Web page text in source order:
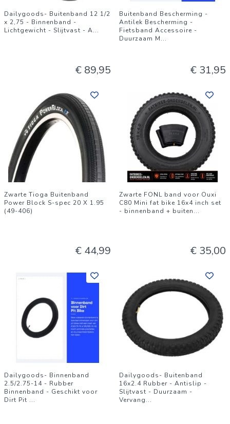
Dailygoods- Buitenband 12 1/2
x 2,75 - Binnenband -
Lichtgewicht - Slijtvast - A...
€ 89,95
Buitenband Bescherming -
Antilek Bescherming -
Fietsband Accessoire -
Duurzaam M...
€ 31,95
Zwarte Tioga Buitenband
Power Block S-spec 20 X 1.95
(49-406)
€ 44,99
Zwarte FONL band voor Ouxi
C80 Mini fat bike 16x4 inch set
- binnenband + buiten...
€ 35,00
Dailygoods- Binnenband
2.5/2.75-14 - Rubber
Binnenband - Geschikt voor
Dirt Pit ...
Dailygoods- Buitenband
16x2.4 Rubber - Antislip -
Slijtvast - Duurzaam -
Vervang...